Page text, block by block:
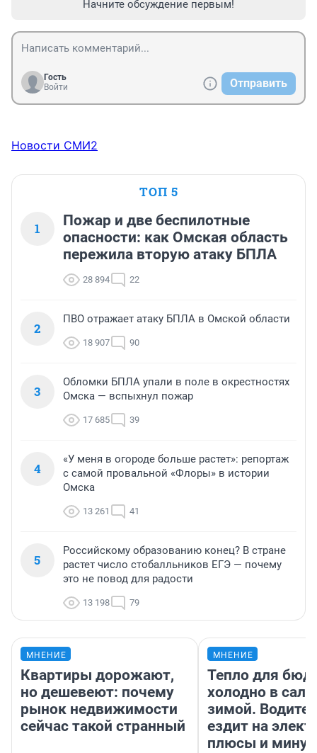
Начните обсуждение первым!
Гость
Войти
Отправить
Новости СМИ2
ТОП 5
1
Пожар и две беспилотные
опасности: как Омская область
пережила вторую атаку БПЛА
28 894 22
2
ПВО отражает атаку БПЛА в Омской области
18 907 90
3
Обломки БПЛА упали в поле в окрестностях
Омска — вспыхнул пожар
17 685 39
4
«У меня в огороде больше растет»: репортаж
с самой провальной «Флоры» в истории
Омска
13 261 41
5
Российскому образованию конец? В стране
растет число стобалльников ЕГЭ — почему
это не повод для радости
13 198 79
МНЕНИЕ
Квартиры дорожают,
но дешевеют: почему
рынок недвижимости
сейчас такой странный
МНЕНИЕ
Тепло для
холодно в
зимой.
ездит на
плюсы и